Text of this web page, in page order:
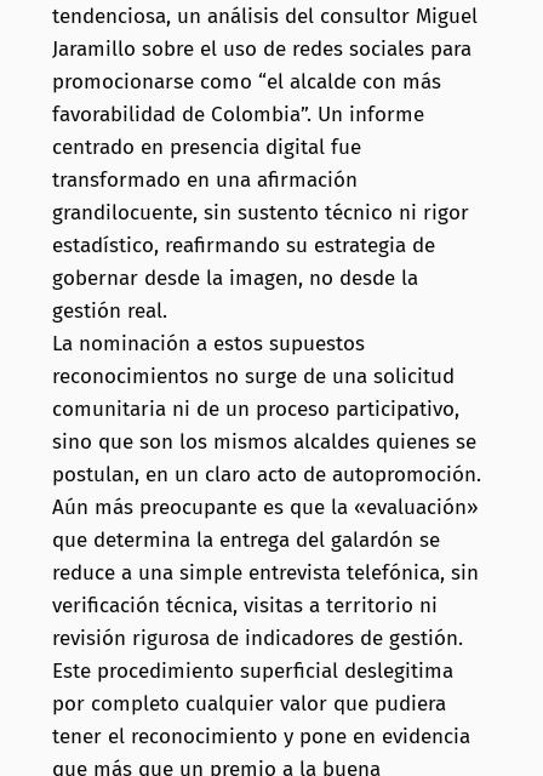
tendenciosa, un análisis del consultor Miguel
Jaramillo sobre el uso de redes sociales para
promocionarse como “el alcalde con más
favorabilidad de Colombia”. Un informe
centrado en presencia digital fue
transformado en una afirmación
grandilocuente, sin sustento técnico ni rigor
estadístico, reafirmando su estrategia de
gobernar desde la imagen, no desde la
gestión real.
La nominación a estos supuestos
reconocimientos no surge de una solicitud
comunitaria ni de un proceso participativo,
sino que son los mismos alcaldes quienes se
postulan, en un claro acto de autopromoción.
Aún más preocupante es que la «evaluación»
que determina la entrega del galardón se
reduce a una simple entrevista telefónica, sin
verificación técnica, visitas a territorio ni
revisión rigurosa de indicadores de gestión.
Este procedimiento superficial deslegitima
por completo cualquier valor que pudiera
tener el reconocimiento y pone en evidencia
que más que un premio a la buena